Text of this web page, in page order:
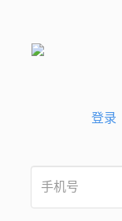
登录